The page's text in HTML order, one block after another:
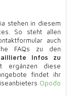
stehen in diesem
So steht allen
auch
FAQs zu den
Infos zu
ergänzen diese
findet ihr
Opodo